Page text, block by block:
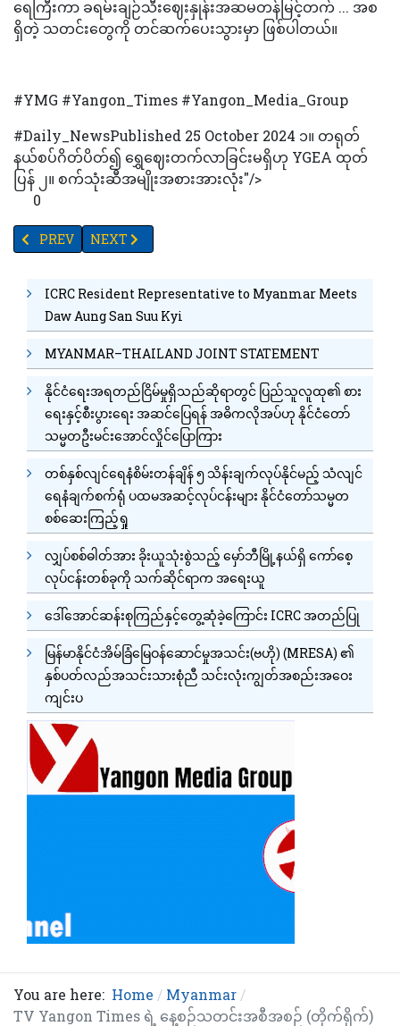
ရေကြီးကာ ခရမ်းချဉ်သီးဈေးနှုန်းအဆမတန်မြင့်တက် ... အစ
ရှိတဲ့ သတင်းတွေကို တင်ဆက်ပေးသွားမှာ ဖြစ်ပါတယ်။
#YMG #Yangon_Times #Yangon_Media_Group
#Daily_NewsPublished 25 October 2024 ၁။ တရုတ်
နယ်စပ်ဂိတ်ပိတ်၍ ရွှေဈေးတက်လာခြင်းမရှိဟု YGEA ထုတ်
ပြန် ၂။ ‌စက်သုံးဆီအမျိုးအစားအားလုံး"/>
0
PREVIOUS ARTICLE: မြန်မာပြည်မှ တရားမဝင်တင်သွင်းထားသည့်
PREV NEXT ARTICLE: မုန်တိုင်း'ဒါနာ'အားလျော့သွားပြီဖြ
NEXT
ICRC Resident Representative to Myanmar Meets
Daw Aung San Suu Kyi
MYANMAR–THAILAND JOINT STATEMENT
နိုင်ငံရေးအရတည်ငြိမ်မှုရှိသည်ဆိုရာတွင် ပြည်သူလူထု၏ စား
ရေးနှင့်စီးပွားရေး အဆင်ပြေရန် အဓိကလိုအပ်ဟု နိုင်ငံတော်
သမ္မတဦးမင်းအောင်လှိုင်ပြောကြား
တစ်နှစ်လျင်ရေနံစိမ်းတန်ချိန် ၅ သိန်းချက်လုပ်နိုင်မည့် သံလျင်
ရေနံချက်စက်ရုံ ပထမအဆင့်လုပ်ငန်းများ နိုင်ငံတော်သမ္မတ
စစ်ဆေးကြည့်ရှု
လျှပ်စစ်ဓါတ်အား ခိုးယူသုံးစွဲသည့် မှော်ဘီမြို့နယ်ရှိ ကော်စေ့
လုပ်ငန်းတစ်ခုကို သက်ဆိုင်ရာက အရေးယူ
ဒေါ်အောင်ဆန်းစုကြည်နှင့်တွေ့ဆုံခဲ့ကြောင်း ICRC အတည်ပြု
မြန်မာနိုင်ငံအိမ်ခြံမြေဝန်ဆောင်မှုအသင်း(ဗဟို) (MRESA) ၏
နှစ်ပတ်လည်အသင်းသားစုံညီ သင်းလုံးကျွတ်အစည်းအဝေး
ကျင်းပ
You are here: Home
Myanmar
TV Yangon Times ရဲ့ နေ့စဉ်သတင်းအစီအစဉ် (တိုက်ရိုက်)